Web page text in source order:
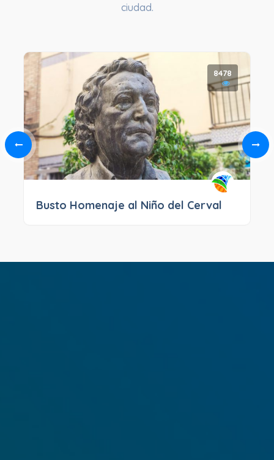
ciudad.
8478
Busto Homenaje al Niño del Cerval